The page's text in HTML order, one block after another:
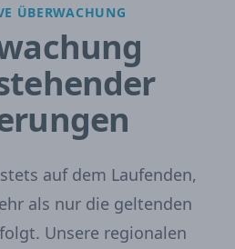
ÜBERWACHUNG
auf dem Laufenden,
als nur die geltenden
Unsere regionalen